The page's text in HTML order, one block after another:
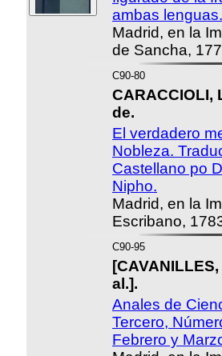
ambas lenguas.
Madrid, en la
de Sancha,
C90-80
CARACCIOLI,
de.
El verdadero
Nobleza.
Castellano po
Nipho.
Madrid, en la
Escribano,
C90-95
al.].
Anales de
Tercero,
Febrero y